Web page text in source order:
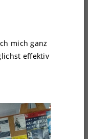
mich ganz
effektiv